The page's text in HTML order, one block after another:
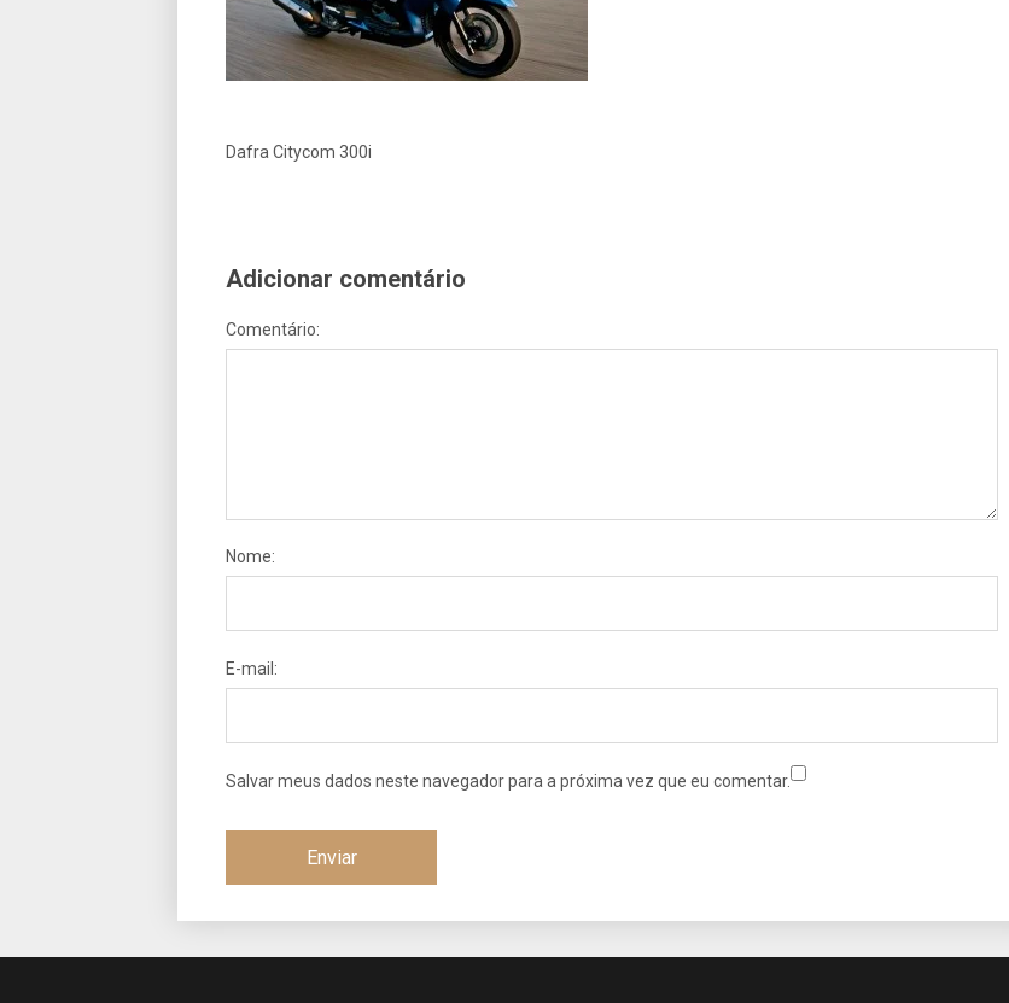
Dafra Citycom 300i
Adicionar comentário
Comentário:
Nome:
E-mail:
Salvar meus dados neste navegador para a próxima vez que eu comentar.